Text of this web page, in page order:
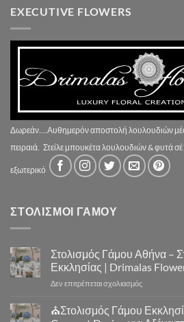
EXECUTIVE FLOWERS
Δωρεάν....Αυθημερόν αποστολή λουλουδιών
πειραιά. Στείλε μπουκέτα λουλουδιών & φυτά
εξωτερικό
ΣΤΟΛΙΣΜΟΙ ΓΑΜΟΥ
Στολισμός Γάμου Αθήνα –
Εκκλησίας | Drimalas
Δεν επιτρέπεται σχολιασμόςστο
Γάμου
Αθήνα
⛪Στολισμός Γάμου